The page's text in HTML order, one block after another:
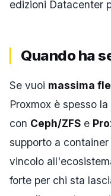
edizioni Datacenter
Quando ha
Se vuoi massima
Proxmox è spesso
con Ceph/ZFS e
supporto a
vincolo
forte per chi sta